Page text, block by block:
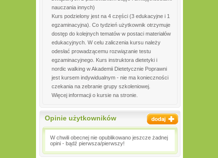
nauczania innych)
Kurs podzielony jest na 4 części (3 edukacyjne i 1
egzaminacyjna). Co tydzień użytkownik otrzymuje
dostęp do kolejnych tematów w postaci materiałów
edukacyjnych. W celu zaliczenia kursu należy
odesłać prowadzącemu rozwiązanie testu
egzaminacyjnego. Kurs instruktora dietetyki i
nordic walking w Akademii Dietetycznie Poprawni
jest kursem indywidualnym - nie ma konieczności
czekania na zebranie grupy szkoleniowej.
Więcej informacji o kursie na stronie.
Opinie użytkowników
W chwili obecnej nie opublikowano jeszcze żadnej
opini - bądź pierwsza/pierwszy!